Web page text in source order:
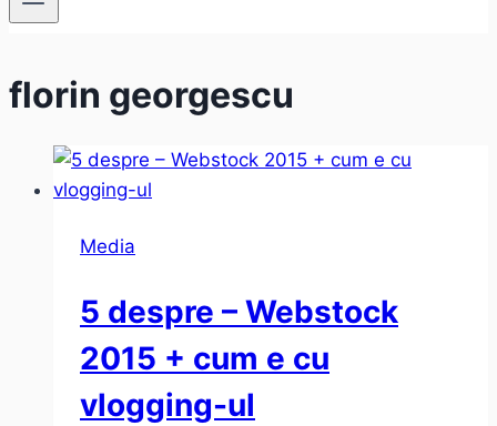
florin georgescu
Media
5 despre – Webstock
2015 + cum e cu
vlogging-ul